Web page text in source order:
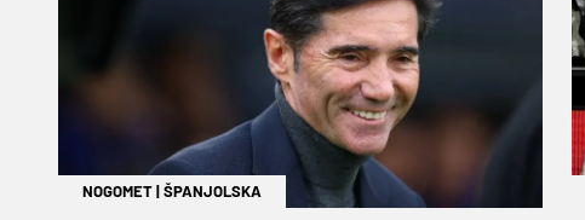
NOGOMET|ŠPANJOLSKA